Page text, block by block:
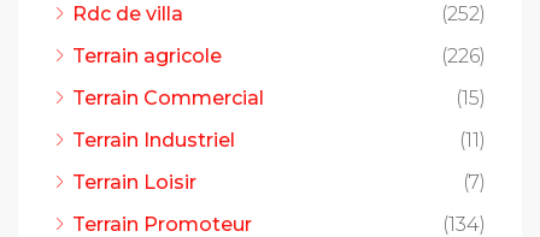
Rdc de villa
(252)
Terrain agricole
(226)
Terrain Commercial
(15)
Terrain Industriel
(11)
Terrain Loisir
(7)
Terrain Promoteur
(134)